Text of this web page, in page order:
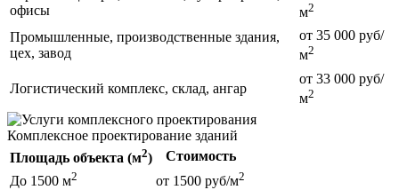
офисы
м2
Промышленные, производственные здания,
цех, завод
от 35 000 руб/
м2
Логистический комплекс, склад, ангар
от 33 000 руб/
м2
Комплексное проектирование зданий
Площадь объекта (м2)
Стоимость
До 1500 м2 от 1500 руб/м2